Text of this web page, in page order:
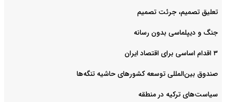
تعلیق تصمیم، جرئت تصمیم
جنگ و دیپلماسی بدون رسانه
۳ اقدام اساسی برای اقتصاد ایران
صندوق بین‌المللی توسعه کشورهای حاشیه تنگه‌ها
سیاست‌های ترکیه در منطقه